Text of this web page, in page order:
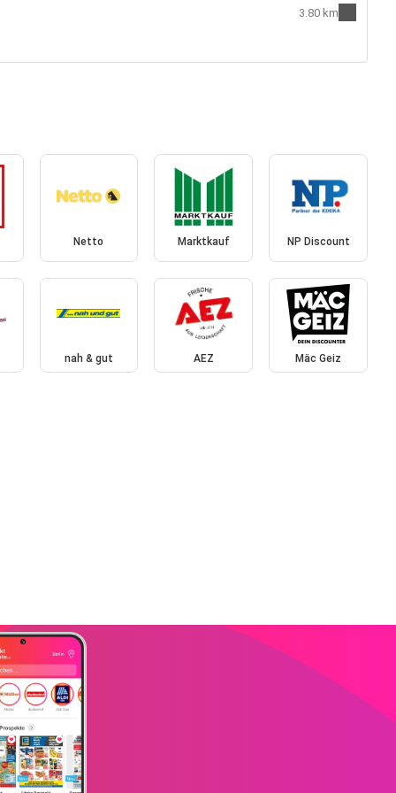
3.80 km
Netto Marktkauf NP Discount
nah & gut AEZ Mäc Geiz